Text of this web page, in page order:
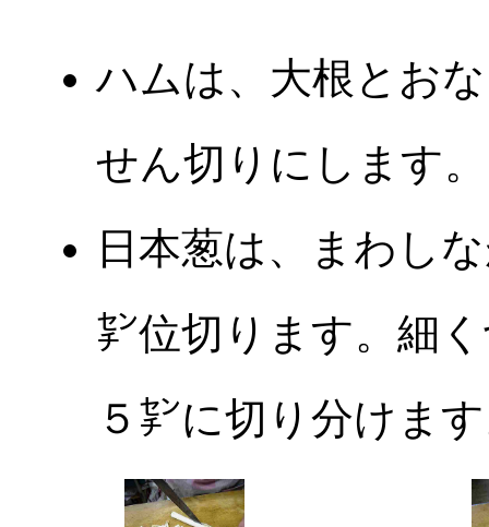
ハムは、大根とお
せん切りにします。
日本葱は、まわし
㌢位切ります。細
５㌢に切り分けま